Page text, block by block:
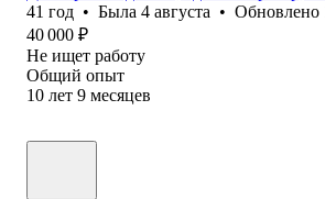
41 год • Была 4 августа • Обновлено
40 000 ₽
Не ищет работу
Общий опыт
10 лет 9 месяцев